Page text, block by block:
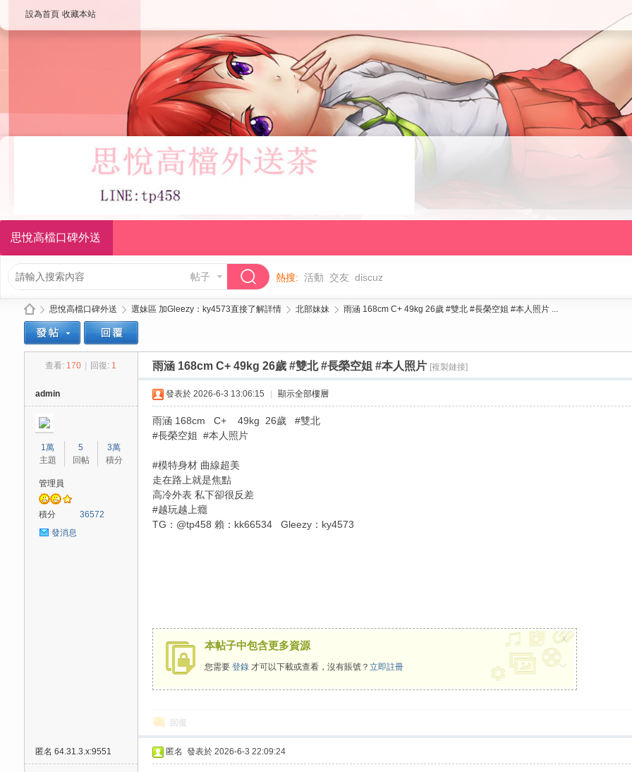
設為首頁 收藏本站
思悅高檔口碑外送
帖子 熱搜: 活動 交友 discuz
思悅高檔口碑外送 選妹區 加Gleezy：ky4573直接了解詳情
›
北部妹妹
›
雨涵 168cm C+ 49kg 26歲 #雙北 #長榮空姐 #本人照片 ...
查看: 170 回復: 1 雨涵 168cm C+ 49kg 26歲 #雙北 #長榮空姐 #本人照片 [複製鏈接]
admin
1萬
主題
5
回帖
3萬
積分
管理員
積分
36572
發消息
發表於 2026-6-3 13:06:15 顯示全部樓層
雨涵 168cm C+ 49kg 26歲 #雙北
#長榮空姐 #本人照片
#模特身材 曲線超美
走在路上就是焦點
高冷外表 私下卻很反差
#越玩越上癮
TG：@tp458 賴：kk66534 Gleezy：ky4573
本帖子中包含更多資源
您需要 登錄才可以下載或查看，沒有賬號？ 立即註冊
x
回復
匿名 64.31.3.x:9551 匿名 發表於 2026-6-3 22:09:24